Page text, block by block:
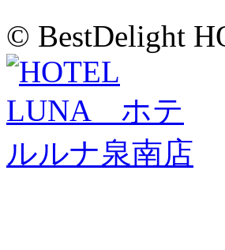
© BestDelight